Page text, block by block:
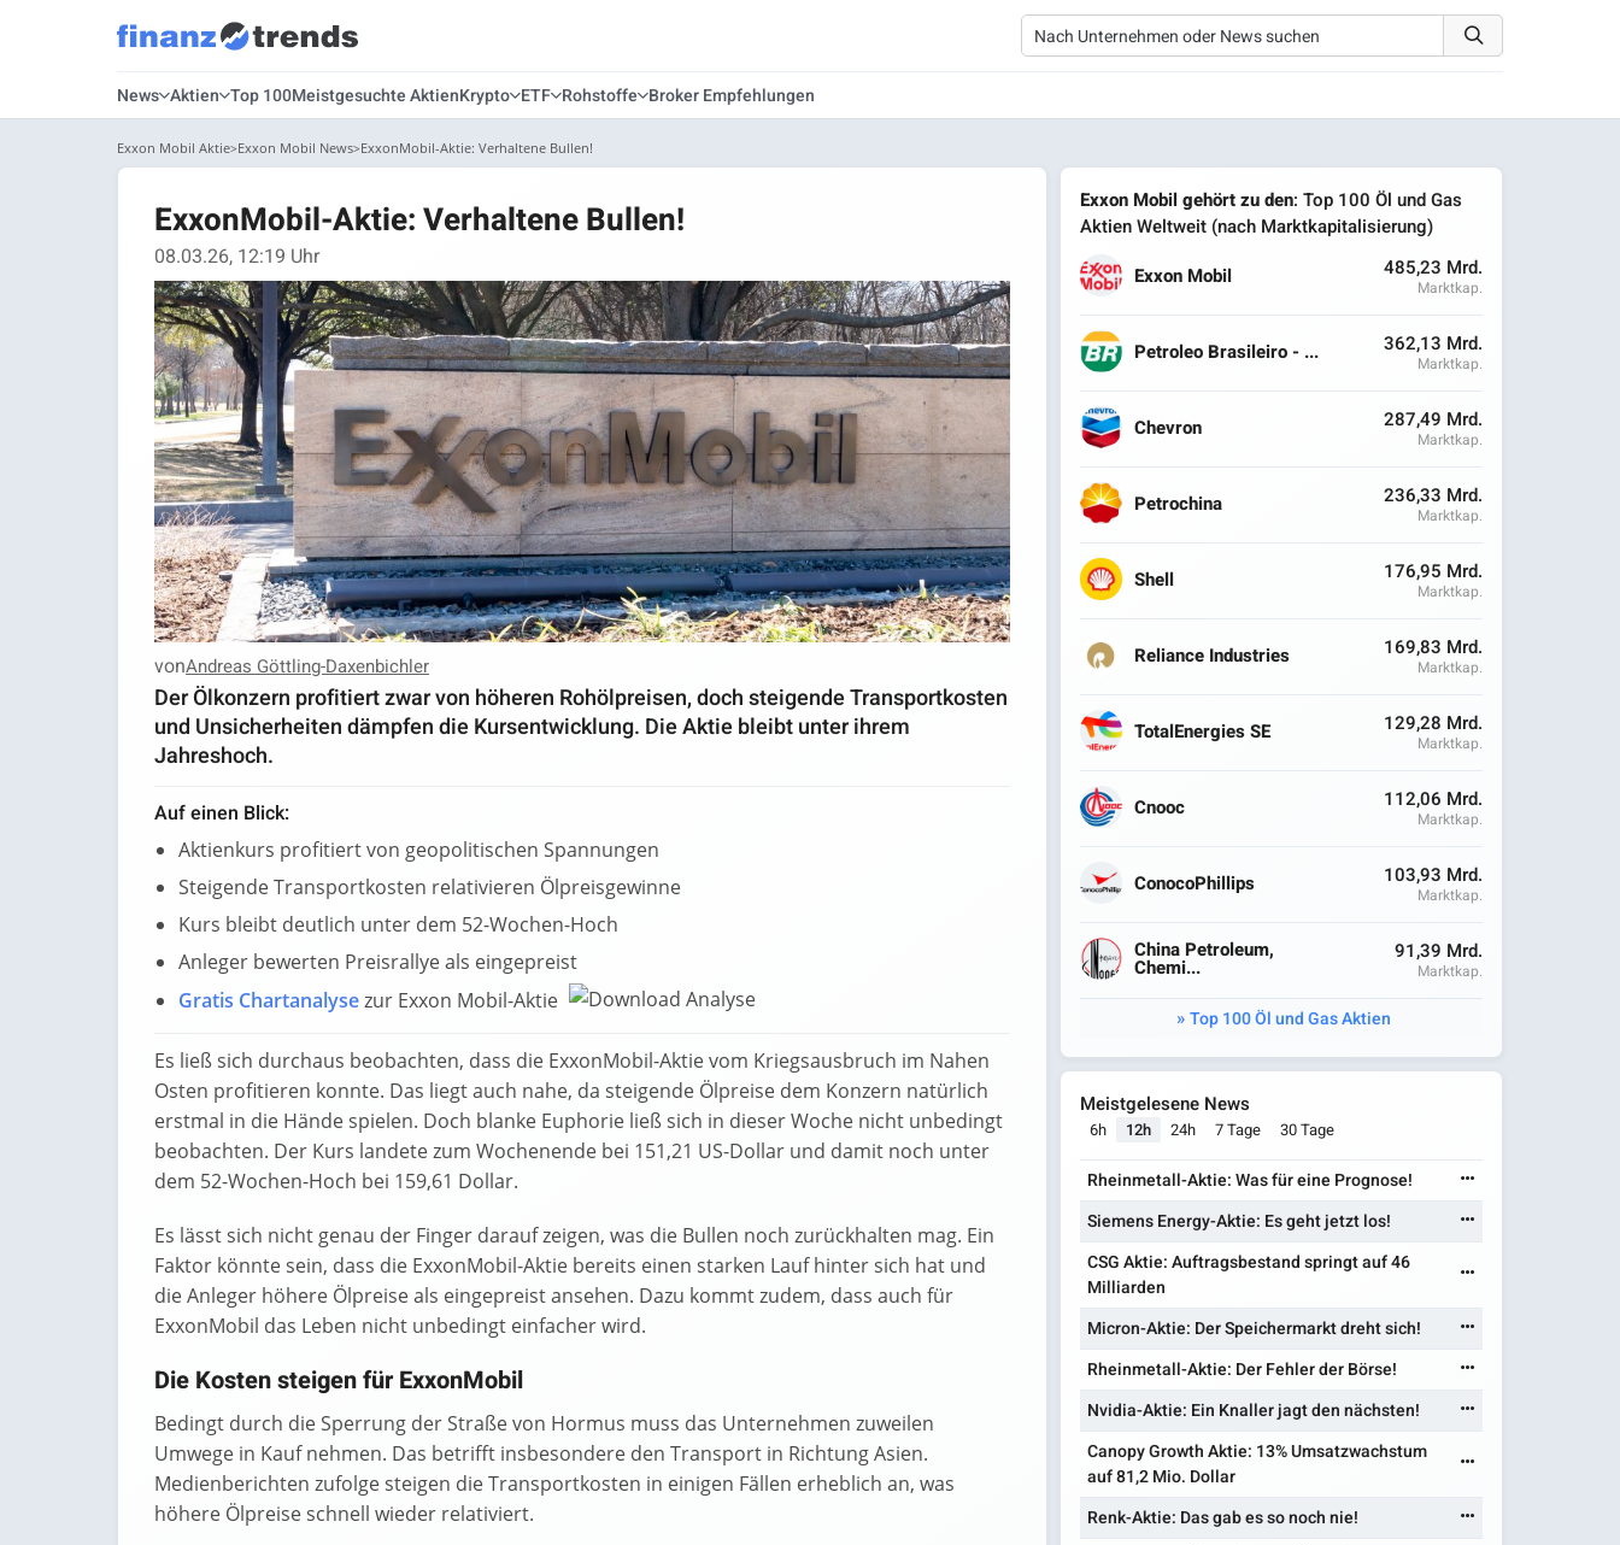
News Aktien Top 100Meistgesuchte AktienKrypto ETF Rohstoffe Broker Empfehlungen
Exxon Mobil Aktie Exxon Mobil News ExxonMobil-Aktie: Verhaltene Bullen!
ExxonMobil-Aktie: Verhaltene Bullen!
08.03.26, 12:19 Uhr
vonAndreas Göttling-Daxenbichler
Der Ölkonzern profitiert zwar von höheren Rohölpreisen, doch steigende Transportkosten
und Unsicherheiten dämpfen die Kursentwicklung. Die Aktie bleibt unter ihrem
Jahreshoch.
Auf einen Blick:
Aktienkurs profitiert von geopolitischen Spannungen
Steigende Transportkosten relativieren Ölpreisgewinne
Kurs bleibt deutlich unter dem 52-Wochen-Hoch
Anleger bewerten Preisrallye als eingepreist
Gratis Chartanalysezur Exxon Mobil-Aktie
Es ließ sich durchaus beobachten, dass die ExxonMobil-Aktie vom Kriegsausbruch im Nahen
Osten profitieren konnte. Das liegt auch nahe, da steigende Ölpreise dem Konzern natürlich
erstmal in die Hände spielen. Doch blanke Euphorie ließ sich in dieser Woche nicht unbedingt
beobachten. Der Kurs landete zum Wochenende bei 151,21 US-Dollar und damit noch unter
dem 52-Wochen-Hoch bei 159,61 Dollar.
Es lässt sich nicht genau der Finger darauf zeigen, was die Bullen noch zurückhalten mag. Ein
Faktor könnte sein, dass die ExxonMobil-Aktie bereits einen starken Lauf hinter sich hat und
die Anleger höhere Ölpreise als eingepreist ansehen. Dazu kommt zudem, dass auch für
ExxonMobil das Leben nicht unbedingt einfacher wird.
Die Kosten steigen für ExxonMobil
Bedingt durch die Sperrung der Straße von Hormus muss das Unternehmen zuweilen
Umwege in Kauf nehmen. Das betrifft insbesondere den Transport in Richtung Asien.
Medienberichten zufolge steigen die Transportkosten in einigen Fällen erheblich an, was
höhere Ölpreise schnell wieder relativiert.
Exxon Mobil gehört zu den: Top 100 Öl und Gas
Aktien Weltweit (nach Marktkapitalisierung)
Exxon Mobil
485,23 Mrd.
Marktkap.
Petroleo Brasileiro - ... 362,13 Mrd.
Marktkap.
Chevron 287,49 Mrd.
Marktkap.
Petrochina 236,33 Mrd.
Marktkap.
Shell 176,95 Mrd.
Marktkap.
Reliance Industries 169,83 Mrd.
Marktkap.
TotalEnergies SE 129,28 Mrd.
Marktkap.
Cnooc 112,06 Mrd.
Marktkap.
ConocoPhillips 103,93 Mrd.
Marktkap.
China Petroleum,
Chemi...
91,39 Mrd.
Marktkap.
Top 100 Öl und Gas Aktien
Meistgelesene News
6h 12h 24h 7 Tage 30 Tage
Rheinmetall-Aktie: Was für eine Prognose!
Siemens Energy-Aktie: Es geht jetzt los!
CSG Aktie: Auftragsbestand springt auf 46
Milliarden
Micron-Aktie: Der Speichermarkt dreht sich!
Rheinmetall-Aktie: Der Fehler der Börse!
Nvidia-Aktie: Ein Knaller jagt den nächsten!
Canopy Growth Aktie: 13% Umsatzwachstum
auf 81,2 Mio. Dollar
Renk-Aktie: Das gab es so noch nie!